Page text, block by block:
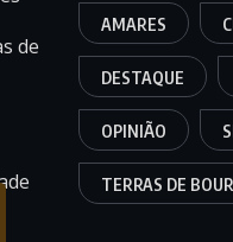
de
AMARES
DESTAQUE
OPINIÃO
TERRAS DE